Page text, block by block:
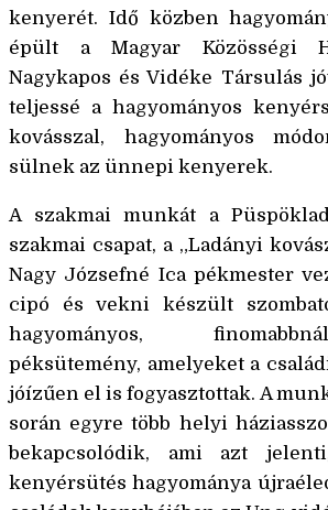
kenyerét. Idő közben
épült a Magyar Közösségi
Nagykapos és Vidéke Társulás
teljessé a hagyományos
kovásszal, hagyományos
sülnek az ünnepi kenyerek.
A szakmai munkát a
szakmai csapat, a „Ladányi
Nagy Józsefné Ica pékmester
cipó és vekni készült
hagyományos,
péksütemény, amelyeket a
jóízűen el is fogyasztottak. A
során egyre több helyi
bekapcsolódik, ami azt
kenyérsütés hagyománya